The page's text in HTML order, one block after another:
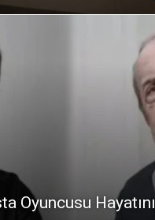
Oyuncusu Hayatını